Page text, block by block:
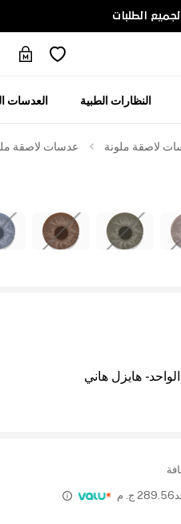
الطلبات
النظارات الطبية العدسات
لاصقة ملونة عدسات لاصقة
- هايزل هاني
289.56 ج. م